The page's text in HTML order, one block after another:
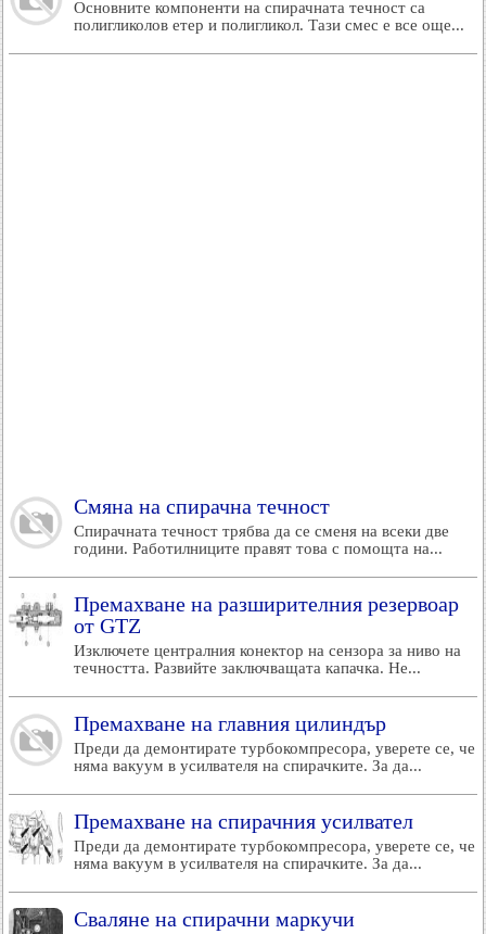
Основните компоненти на спирачната течност са
полигликолов етер и полигликол. Тази смес е все още...
Смяна на спирачна течност
Спирачната течност трябва да се сменя на всеки две
години. Работилниците правят това с помощта на...
Премахване на разширителния резервоар
от GTZ
Изключете централния конектор на сензора за ниво на
течността. Развийте заключващата капачка. Не...
Премахване на главния цилиндър
Преди да демонтирате турбокомпресора, уверете се, че
няма вакуум в усилвателя на спирачките. За да...
Премахване на спирачния усилвател
Преди да демонтирате турбокомпресора, уверете се, че
няма вакуум в усилвателя на спирачките. За да...
Сваляне на спирачни маркучи